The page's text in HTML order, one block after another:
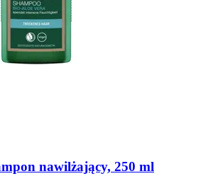
nawilżający, 250 ml